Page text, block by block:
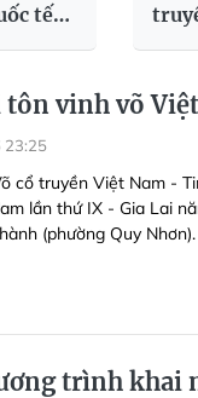
tế
vinh võ Việt
cổ truyền Việt Nam -
lần thứ IX - Gia Lai
(phường Quy Nhơn).
trình khai